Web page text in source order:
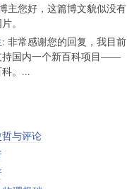
主您好，这篇博文貌似没有
。
: 非常感谢您的回复，我目前
持国内一个新百科项目——
。...
与评论